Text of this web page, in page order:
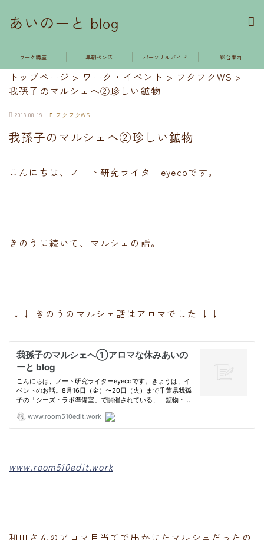
あいのーと blog
ワーク講座 早朝ペン活 パーソナルガイド 総合案内
トップページ > ワーク・イベント > フクフクWS >
我孫子のマルシェへ②珍しい鉱物
2019.08.19 フクフクWS
我孫子のマルシェへ②珍しい鉱物
こんにちは、ノート研究ライターeyecoです。
きのうに続いて、マルシェの話。
↓↓ きのうのマルシェ話はアロマでした ↓↓
www.room510edit.work
和田さんのアロマ目当てで出かけたマルシェだったの